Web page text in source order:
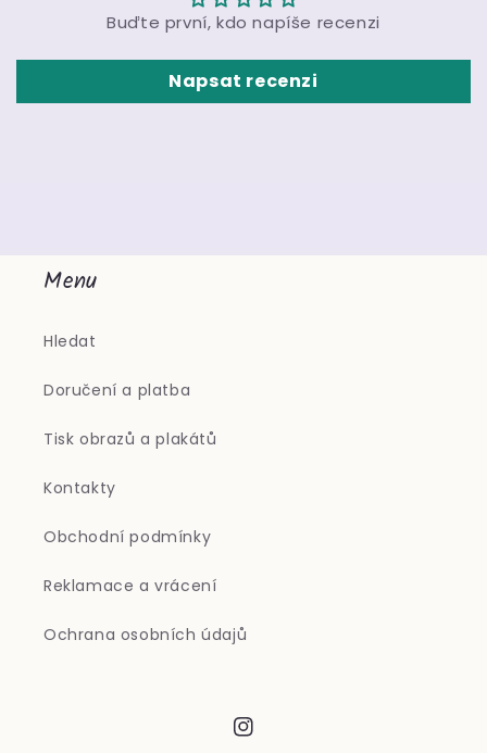
Buďte první, kdo napíše recenzi
Napsat recenzi
Menu
Hledat
Doručení a platba
Tisk obrazů a plakátů
Kontakty
Obchodní podmínky
Reklamace a vrácení
Ochrana osobních údajů
Instagram